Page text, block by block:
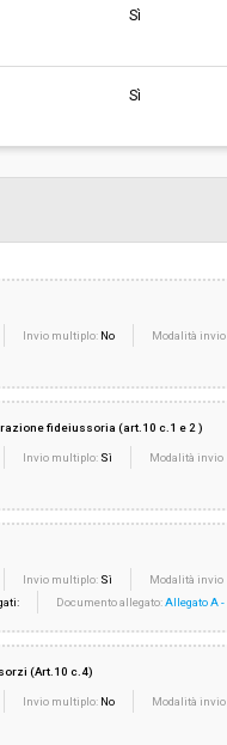
Sì
Sì
Invio multiplo: No
Modalità
fideiussoria (art.10 c.1 e 2 )
Invio multiplo: Sì
Modalità invio
Invio multiplo: Sì
Modalità invio
Documento allegato:Allegato A -
(Art.10 c.4)
Invio multiplo: No
Modalità